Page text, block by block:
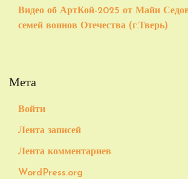
Видео об АртКой-2025 от Майи
семей воинов Отечества (г.Тверь)
Мета
Войти
Лента записей
Лента комментариев
WordPress.org